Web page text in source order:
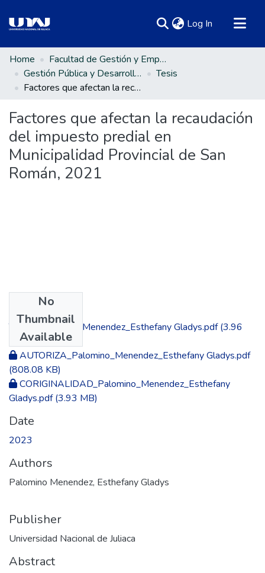
Log In (current)
Communities & Collections
All of DSpace
Statistics
Home
Facultad de Gestión y Emprendimiento Empresarial
Gestión Pública y Desarrollo Social
Tesis
Factores que afectan la recaudación del impuesto predial en Municipalidad Provincial de San Román, 2021
Factores que afectan la recaudación
del impuesto predial en
Municipalidad Provincial de San
Román, 2021
No
Thumbnail
Available
TESIS_Palomino_Menendez_Esthefany Gladys.pdf(3.96
MB)
AUTORIZA_Palomino_Menendez_Esthefany Gladys.pdf
(808.08 KB)
CORIGINALIDAD_Palomino_Menendez_Esthefany
Gladys.pdf(3.93 MB)
Date
2023
Authors
Palomino Menendez, Esthefany Gladys
Publisher
Universidad Nacional de Juliaca
Abstract